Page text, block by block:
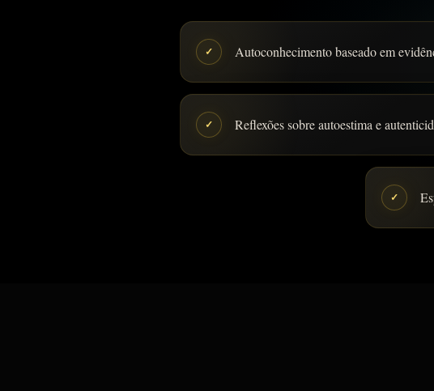
✓ Autoconhecimento baseado em
✓ Reflexões sobre autoestima e
✓